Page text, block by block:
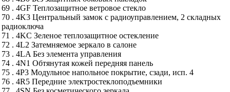
69 . 4GF Теплозащитное ветровое стекло
70 . 4K3 Центральный замок с радиоуправлением, 2 складных
радиоключа
71 . 4KC Зеленое теплозащитное остекление
72 . 4L2 Затемняемое зеркало в салоне
73 . 4LA Без элемента управления
74 . 4N1 Обтянутая кожей передняя панель
75 . 4P3 Модульное напольное покрытие, сзади, исп. 4
76 . 4R5 Передние электростеклоподъемники